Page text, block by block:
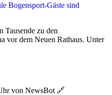
Bogensport-Gäste sind
Tausende zu den
vor dem Neuen Rathaus. Unter
von NewsBot 🔗